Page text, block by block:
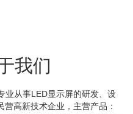
我们
业从事LED显示屏的研发、设
高新技术企业，主营产品：